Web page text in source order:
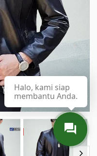
Halo, kami siap
membantu Anda.